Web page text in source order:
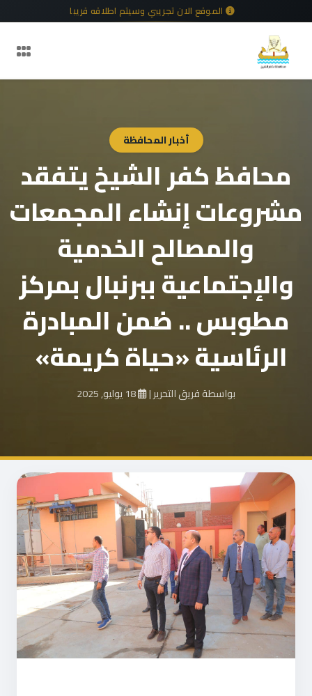
الموقع الان تجريبي وسيتم اطلاقه قريبا
أخبار المحافظة
محافظ كفر الشيخ يتفقد
مشروعات إنشاء المجمعات
والمصالح الخدمية
والإجتماعية ببرنبال بمركز
مطوبس .. ضمن المبادرة
الرئاسية «حياة كريمة»
بواسطة فريق التحرير|